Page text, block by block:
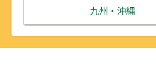
秋田県
山形県
埼玉県
千葉県
石川県
福井県
滋賀県
京都府
鳥取県
島根県
九州・沖縄
福岡県